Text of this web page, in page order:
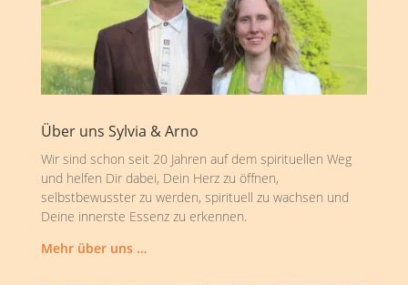
Über uns Sylvia & Arno
Wir sind schon seit 20 Jahren auf dem spirituellen Weg
und helfen Dir dabei, Dein Herz zu öffnen,
selbstbewusster zu werden, spirituell zu wachsen und
Deine innerste Essenz zu erkennen.
Mehr über uns …